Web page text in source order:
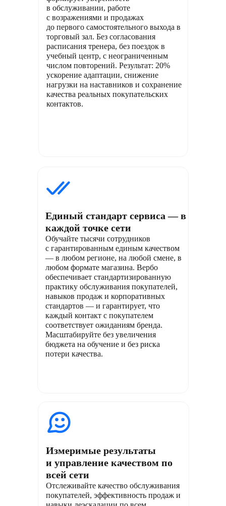
Измеримые результаты
и управление качеством по
всей сети
Отслеживайте качество обслуживания
покупателей, эффективность продаж и
Единый стандарт сервиса — в
каждой точке сети
Обучайте тысячи сотрудников
с гарантированным единым качеством
— в любом регионе, на любой смене, в
любом формате магазина. Вербо
обеспечивает стандартизированную
практику обслуживания покупателей,
навыков продаж и корпоративных
стандартов — и гарантирует, что
каждый контакт с покупателем
соответствует ожиданиям бренда.
Масштабируйте без увеличения
бюджета на обучение и без риска
потери качества.
в обслуживании, работе
с возражениями и продажах
до первого самостоятельного выхода в
торговый зал. Без согласования
расписания тренера, без поездок в
учебный центр, с неограниченным
числом повторений. Результат: 20%
ускорение адаптации, снижение
нагрузки на наставников и сохранение
качества реальных покупательских
контактов.